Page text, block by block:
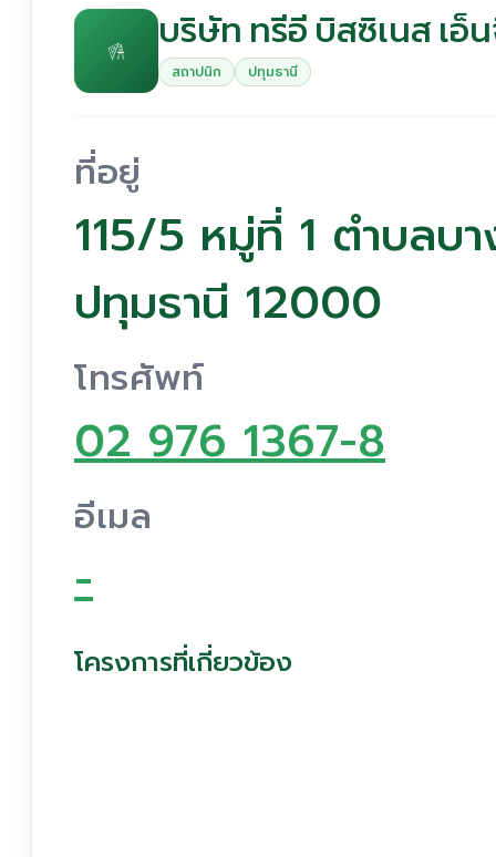
บริษัท ทรีอี บิสซิเนส เอ็
สถาปนิก ปทุมธานี
ที่อยู่
115/5 หมู่ที่ 1 ตำบลบ
ปทุมธานี 12000
โทรศัพท์
02 976 1367-8
อีเมล
-
โครงการที่เกี่ยวข้อง